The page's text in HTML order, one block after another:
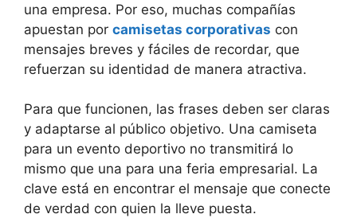
una empresa. Por eso, muchas compañías
apuestan por camisetas corporativas con
mensajes breves y fáciles de recordar, que
refuerzan su identidad de manera atractiva.
Para que funcionen, las frases deben ser claras
y adaptarse al público objetivo. Una camiseta
para un evento deportivo no transmitirá lo
mismo que una para una feria empresarial. La
clave está en encontrar el mensaje que conecte
de verdad con quien la lleve puesta.